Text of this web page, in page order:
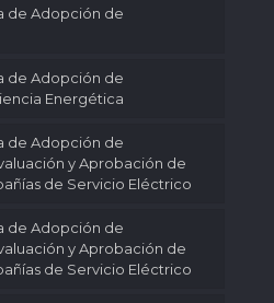
de Adopción de
de Adopción de
Energética
de Adopción de
y Aprobación de
de Servicio Eléctrico
de Adopción de
y Aprobación de
de Servicio Eléctrico